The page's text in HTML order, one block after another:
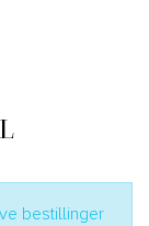
bestillinger